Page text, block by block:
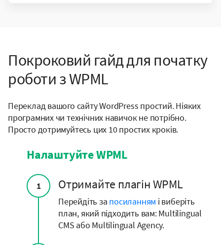
Покроковий гайд для початку
роботи з WPML
Переклад вашого сайту WordPress простий. Ніяких
програмних чи технічних навичок не потрібно.
Просто дотримуйтесь цих 10 простих кроків.
Налаштуйте WPML
1 Отримайте плагін WPML
Перейдіть за посиланням і виберіть
план, який підходить вам: Multilingual
CMS або Multilingual Agency.